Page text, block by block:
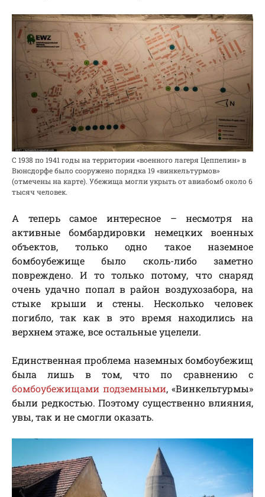
С 1938 по 1941 годы на территории «военного лагеря Цеппелин» в
Вюнсдорфе было сооружено порядка 19 «винкельтурмов»
(отмечены на карте). Убежища могли укрыть от авиабомб около 6
тысяч человек.
А теперь самое интересное – несмотря на
активные бомбардировки немецких военных
объектов, только одно такое наземное
бомбоубежище было сколь-либо заметно
повреждено. И то только потому, что снаряд
очень удачно попал в район воздухозабора, на
стыке крыши и стены. Несколько человек
погибло, так как в это время находились на
верхнем этаже, все остальные уцелели.
Единственная проблема наземных бомбоубежищ
была лишь в том, что по сравнению с
бомбоубежищами подземными, «Винкельтурмы»
были редкостью. Поэтому существенно влияния,
увы, так и не смогли оказать.